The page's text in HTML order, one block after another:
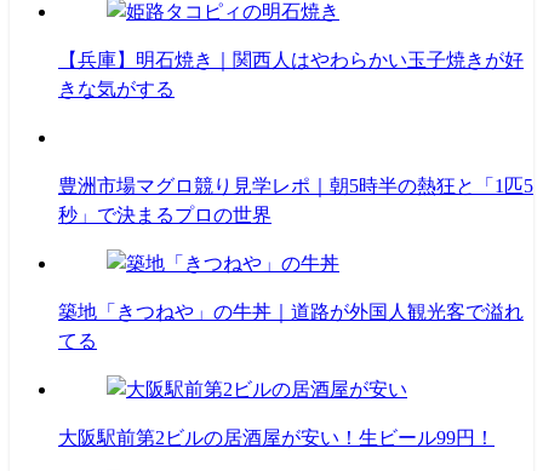
【兵庫】明石焼き｜関西人はやわらかい玉子焼きが好
きな気がする
豊洲市場マグロ競り見学レポ｜朝5時半の熱狂と「1匹5
秒」で決まるプロの世界
築地「きつねや」の牛丼｜道路が外国人観光客で溢れ
てる
大阪駅前第2ビルの居酒屋が安い！生ビール99円！